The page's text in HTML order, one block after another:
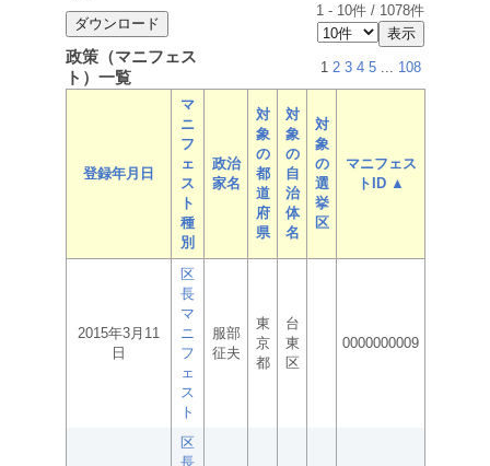
1 - 10件 / 1078件
政策（マニフェス
ト）一覧
1 2 3 4 5 ... 108
登録年月日
マ
ニ
フ
ェ
ス
ト
種
別
政治
家名
対
象
の
都
道
府
県
対
象
の
自
治
体
名
対
象
の
選
挙
区
マニフェス
トID ▲
2015年3月11
日
区
長
マ
ニ
フ
ェ
ス
ト
服部
征夫
東
京
都
台
東
区
0000000009
区
長